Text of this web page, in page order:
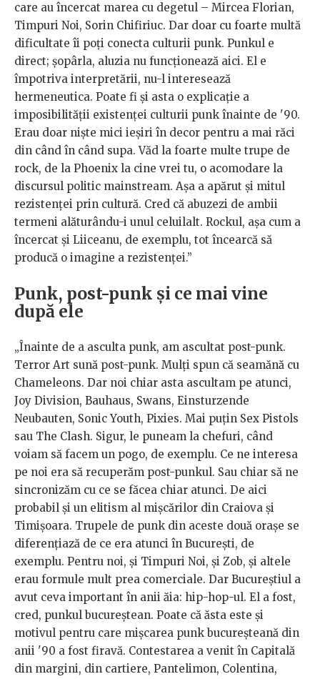
care au încercat marea cu degetul – Mircea Florian,
Timpuri Noi, Sorin Chifiriuc. Dar doar cu foarte multă
dificultate îi poți conecta culturii punk. Punkul e
direct; șopârla, aluzia nu funcționează aici. El e
împotriva interpretării, nu-l interesează
hermeneutica. Poate fi și asta o explicație a
imposibilității existenței culturii punk înainte de '90.
Erau doar niște mici ieșiri în decor pentru a mai răci
din când în când supa. Văd la foarte multe trupe de
rock, de la Phoenix la cine vrei tu, o acomodare la
discursul politic mainstream. Așa a apărut și mitul
rezistenței prin cultură. Cred că abuzezi de ambii
termeni alăturându-i unul celuilalt. Rockul, așa cum a
încercat și Liiceanu, de exemplu, tot încearcă să
producă o imagine a rezistenței.”
Punk, post-punk și ce mai vine
după ele
„Înainte de a asculta punk, am ascultat post-punk.
Terror Art sună post-punk. Mulți spun că seamănă cu
Chameleons. Dar noi chiar asta ascultam pe atunci,
Joy Division, Bauhaus, Swans, Einsturzende
Neubauten, Sonic Youth, Pixies. Mai puțin Sex Pistols
sau The Clash. Sigur, le puneam la chefuri, când
voiam să facem un pogo, de exemplu. Ce ne interesa
pe noi era să recuperăm post-punkul. Sau chiar să ne
sincronizăm cu ce se făcea chiar atunci. De aici
probabil și un elitism al mișcărilor din Craiova și
Timișoara. Trupele de punk din aceste două orașe se
diferențiază de ce era atunci în București, de
exemplu. Pentru noi, și Timpuri Noi, și Zob, și altele
erau formule mult prea comerciale. Dar Bucureștiul a
avut ceva important în anii ăia: hip-hop-ul. El a fost,
cred, punkul bucureștean. Poate că ăsta este și
motivul pentru care mișcarea punk bucureșteană din
anii '90 a fost firavă. Contestarea a venit în Capitală
din margini, din cartiere, Pantelimon, Colentina,